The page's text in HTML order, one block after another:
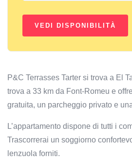
P&C Terrasses Tarter si trova a El
trova a 33 km da Font-Romeu e
gratuita, un parcheggio privato e
L’appartamento dispone di tutti i
Trascorrerai un soggiorno
lenzuola forniti.